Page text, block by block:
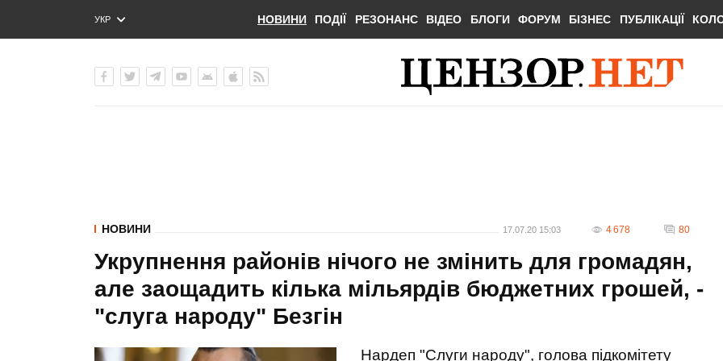
УКР
ENG
НОВИНИ ПОДІЇ РЕЗОНАНС ВІДЕО БЛОГИ ФОРУМ БІЗНЕС ПУБЛІКАЦІЇ
НОВИНИ 17.07.20 15:03 4 678 80
Укрупнення районів нічого не змінить для громадян,
але заощадить кілька мільярдів бюджетних грошей, -
"слуга народу" Безгін
Нардеп "Слуги народу", голова підкомітету